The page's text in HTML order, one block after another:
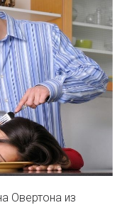
Овертона из